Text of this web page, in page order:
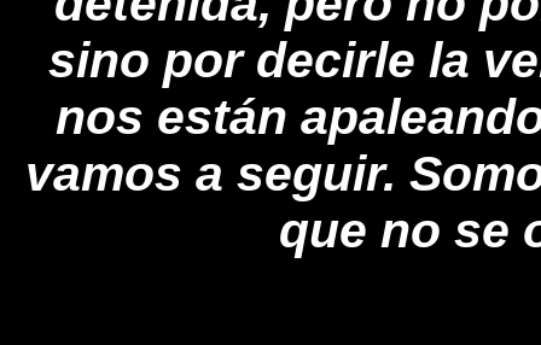
sino por decirle la
nos están
vamos a seguir.
que no se